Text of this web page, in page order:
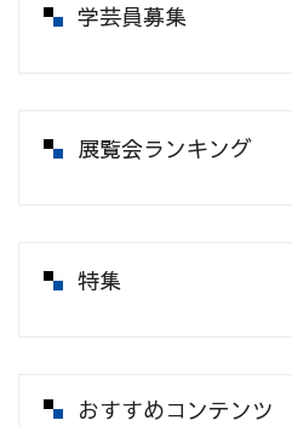
学芸員募集
展覧会ランキング
特集
おすすめコンテンツ